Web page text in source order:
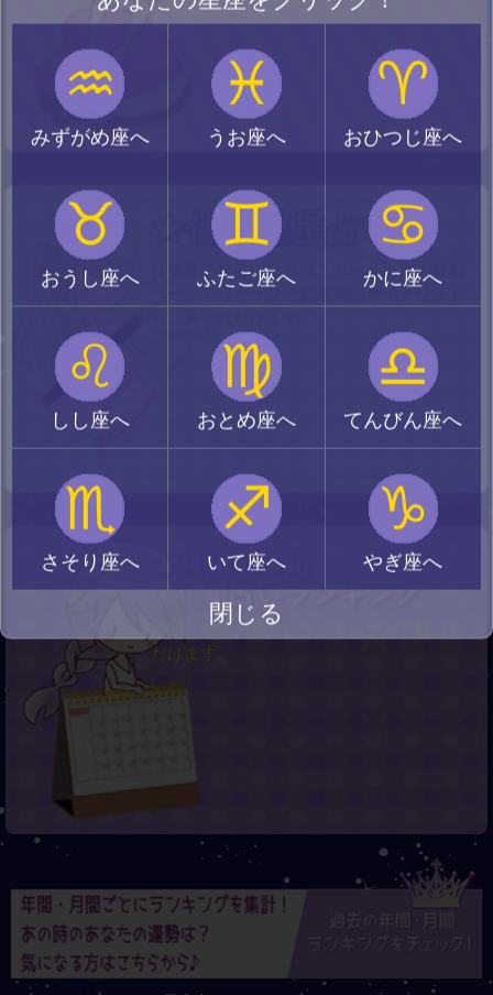
♒
みずがめ座へ
♓
うお座へ
♈
おひつじ座へ
♉
おうし座へ
♊
ふたご座へ
♋
かに座へ
♌
しし座へ
♍
おとめ座へ
♎
てんびん座へ
♏
さそり座へ
♐
いて座へ
♑
やぎ座へ
閉じる
★仕事運星占い
仕事運の星占い結果はこちら。星座の個別
ページではグラフや結果別のサイトリスト
★月間・年間
星占いランキング
月間・年間の星占いランキングがご覧いた
だけます。